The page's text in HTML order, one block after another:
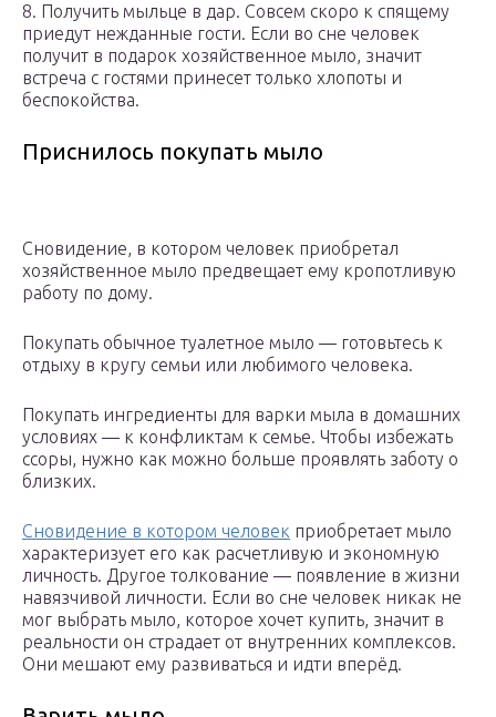
8. Получить мыльце в дар. Совсем скоро к спящему
приедут нежданные гости. Если во сне человек
получит в подарок хозяйственное мыло, значит
встреча с гостями принесет только хлопоты и
беспокойства.
Приснилось покупать мыло
Сновидение, в котором человек приобретал
хозяйственное мыло предвещает ему кропотливую
работу по дому.
Покупать обычное туалетное мыло — готовьтесь к
отдыху в кругу семьи или любимого человека.
Покупать ингредиенты для варки мыла в домашних
условиях — к конфликтам к семье. Чтобы избежать
ссоры, нужно как можно больше проявлять заботу о
близких.
Сновидение в котором человек приобретает мыло
характеризует его как расчетливую и экономную
личность. Другое толкование — появление в жизни
навязчивой личности. Если во сне человек никак не
мог выбрать мыло, которое хочет купить, значит в
реальности он страдает от внутренних комплексов.
Они мешают ему развиваться и идти вперёд.